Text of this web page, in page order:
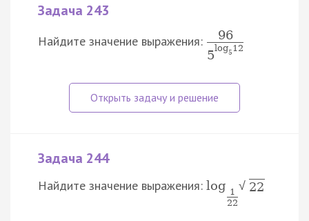
Задача 243
Найдите значение выражения:
96
5log5 12
Задача 244
Найдите значение выражения: log 1
22
√ 22